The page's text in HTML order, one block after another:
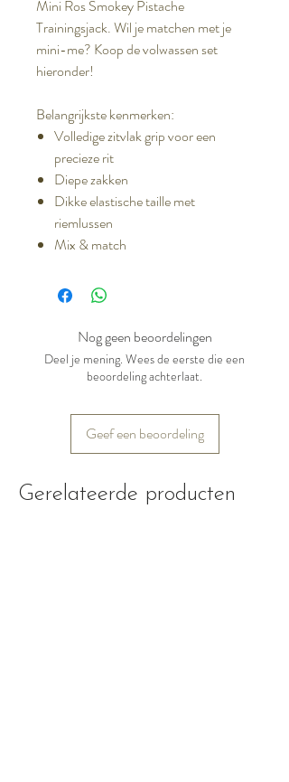
Mini Ros Smokey Pistache
Trainingsjack. Wil je matchen met je
mini-me? Koop de volwassen set
hieronder!
Belangrijkste kenmerken:
Volledige zitvlak grip voor een
precieze rit
Diepe zakken
Dikke elastische taille met
riemlussen
Mix & match
Nog geen beoordelingen
Deel je mening. Wees de eerste die een
beoordeling achterlaat.
Geef een beoordeling
Gerelateerde producten